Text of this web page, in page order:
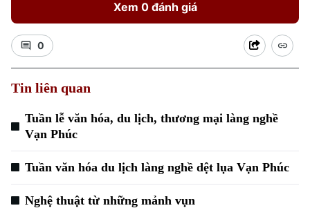
Xem 0 đánh giá
0
Tin liên quan
Tuần lễ văn hóa, du lịch, thương mại làng nghề
Vạn Phúc
Tuần văn hóa du lịch làng nghề dệt lụa Vạn Phúc
Nghệ thuật từ những mảnh vụn